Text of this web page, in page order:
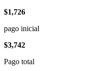
$1,726
pago inicial
$3,742
Pago total